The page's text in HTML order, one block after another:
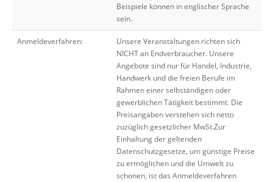
Beispiele können in englischer Sprache
sein.
Anmeldeverfahren:
Unsere Veranstaltungen richten sich
NICHT an Endverbraucher. Unsere
Angebote sind nur für Handel, Industrie,
Handwerk und die freien Berufe im
Rahmen einer selbständigen oder
gewerblichen Tätigkeit bestimmt. Die
Preisangaben verstehen sich netto
zuzüglich gesetzlicher MwSt.Zur
Einhaltung der geltenden
Datenschutzgesetze, um günstige Preise
zu ermöglichen und die Umwelt zu
schonen, ist das Anmeldeverfahren